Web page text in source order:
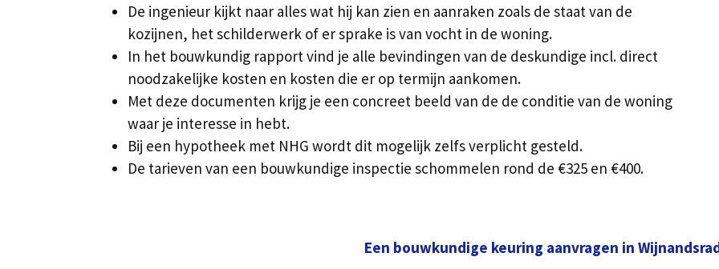
De ingenieur kijkt naar alles wat hij kan zien en aanraken zoals de staat van de
kozijnen, het schilderwerk of er sprake is van vocht in de woning.
In het bouwkundig rapport vind je alle bevindingen van de deskundige incl. direct
noodzakelijke kosten en kosten die er op termijn aankomen.
Met deze documenten krijg je een concreet beeld van de de conditie van de woning
waar je interesse in hebt.
Bij een hypotheek met NHG wordt dit mogelijk zelfs verplicht gesteld.
De tarieven van een bouwkundige inspectie schommelen rond de €325 en €400.
Een bouwkundige keuring aanvragen in